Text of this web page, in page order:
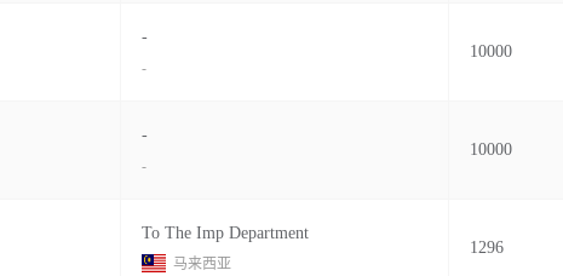
-
-
10000
-
-
10000
To The Imp Department
马来西亚
1296